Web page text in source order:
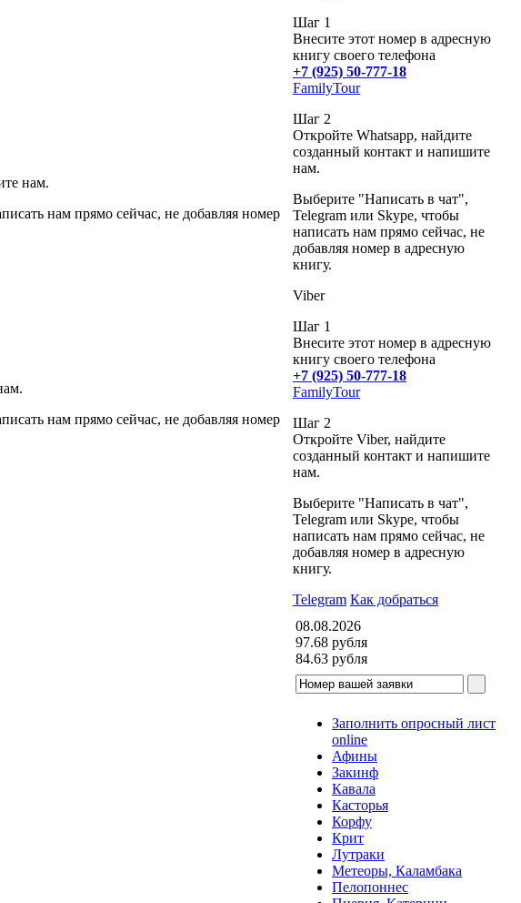
нам.
нам прямо сейчас, не добавляя номер
нам прямо сейчас, не добавляя номер
Шаг 1
Внесите этот номер в адресную
книгу своего телефона
+7 (925) 50-777-18
FamilyTour
Шаг 2
Откройте Whatsapp, найдите
созданный контакт и напишите
нам.
Выберите "Написать в чат",
Telegram или Skype, чтобы
написать нам прямо сейчас, не
добавляя номер в адресную
книгу.
Viber
Шаг 1
Внесите этот номер в адресную
книгу своего телефона
+7 (925) 50-777-18
FamilyTour
Шаг 2
Откройте Viber, найдите
созданный контакт и напишите
нам.
Выберите "Написать в чат",
Telegram или Skype, чтобы
написать нам прямо сейчас, не
добавляя номер в адресную
книгу.
Telegram Как добраться
08.08.2026
97.68 рубля
84.63 рубля
Заполнить опросный лист
online
Афины
Закинф
Кавала
Касторья
Корфу
Крит
Лутраки
Метеоры, Каламбака
Пелопоннес